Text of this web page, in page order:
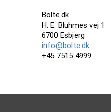
Bolte.dk
H. E. Bluhmes vej 1
6700 Esbjerg
info@bolte.dk
+45 7515 4999